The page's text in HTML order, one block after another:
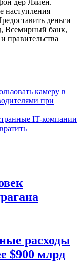
наступления
деньги
Всемирный банк,
правительства
камеру в
при
IT-компании
расходы
$900 млрд